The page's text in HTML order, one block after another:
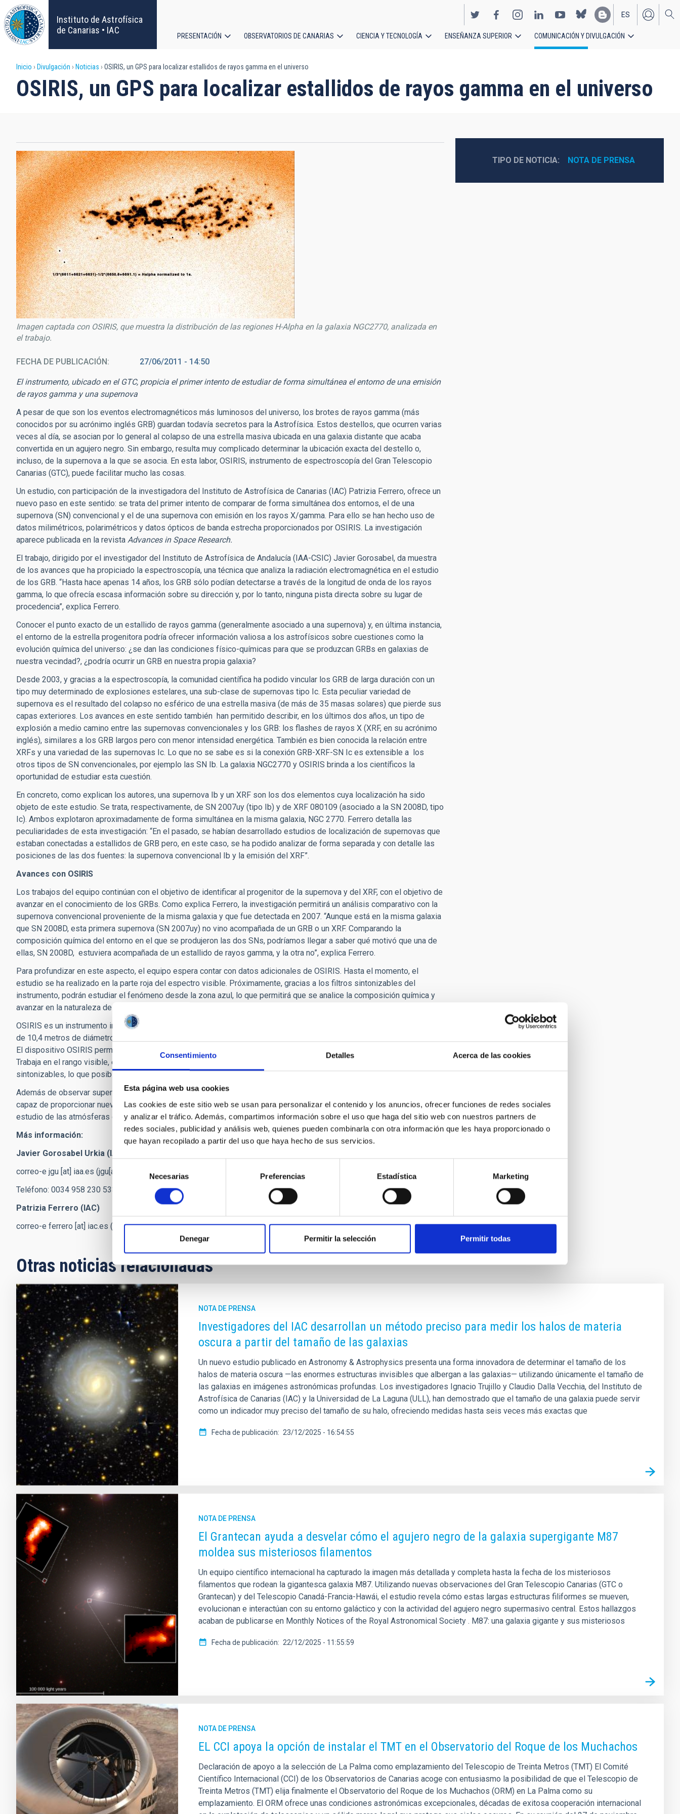
Consentimiento Detalles Acerca de las cookies
Esta página web usa cookies
Las cookies de este sitio web se usan para personalizar el contenido y los anuncios, ofrecer funciones de redes sociales
y analizar el tráfico. Además, compartimos información sobre el uso que haga del sitio web con nuestros partners de
redes sociales, publicidad y análisis web, quienes pueden combinarla con otra información que les haya proporcionado o
que hayan recopilado a partir del uso que haya hecho de sus servicios.
de
consentimiento
Necesarias Preferencias Estadística Marketing
Denegar Permitir la selección Permitir todas
Pasar
al
contenido
principal
Instituto de Astrofísica
de Canarias • IAC
EN
ES
principal
PRESENTACIÓN OBSERVATORIOS DE CANARIAS CIENCIA Y TECNOLOGÍA ENSEÑANZA SUPERIOR COMUNICACIÓN Y DIVULGACIÓN
Sobrescribir
enlaces
ayuda
a
la
navegación
Inicio Divulgación Noticias OSIRIS, un GPS para localizar estallidos de rayos gamma en el universo
OSIRIS, un GPS para localizar estallidos de rayos gamma en el universo
Imagen captada con OSIRIS, que muestra la distribución de las regiones H-Alpha en la galaxia NGC2770, analizada en
el trabajo.
FECHA DE PUBLICACIÓN 27/06/2011 - 14:50
El instrumento, ubicado en el GTC, propicia el primer intento de estudiar de forma simultánea el entorno de una emisión
de rayos gamma y una supernova
A pesar de que son los eventos electromagnéticos más luminosos del universo, los brotes de rayos gamma (más
conocidos por su acrónimo inglés GRB) guardan todavía secretos para la Astrofísica. Estos destellos, que ocurren varias
veces al día, se asocian por lo general al colapso de una estrella masiva ubicada en una galaxia distante que acaba
convertida en un agujero negro. Sin embargo, resulta muy complicado determinar la ubicación exacta del destello o,
incluso, de la supernova a la que se asocia. En esta labor, OSIRIS, instrumento de espectroscopía del Gran Telescopio
Canarias (GTC), puede facilitar mucho las cosas.
Un estudio, con participación de la investigadora del Instituto de Astrofísica de Canarias (IAC) Patrizia Ferrero, ofrece un
nuevo paso en este sentido: se trata del primer intento de comparar de forma simultánea dos entornos, el de una
supernova (SN) convencional y el de una supernova con emisión en los rayos X/gamma. Para ello se han hecho uso de
datos milimétricos, polarimétricos y datos ópticos de banda estrecha proporcionados por OSIRIS. La investigación
aparece publicada en la revista Advances in Space Research.
El trabajo, dirigido por el investigador del Instituto de Astrofísica de Andalucía (IAA-CSIC) Javier Gorosabel, da muestra
de los avances que ha propiciado la espectroscopía, una técnica que analiza la radiación electromagnética en el estudio
de los GRB. “Hasta hace apenas 14 años, los GRB sólo podían detectarse a través de la longitud de onda de los rayos
gamma, lo que ofrecía escasa información sobre su dirección y, por lo tanto, ninguna pista directa sobre su lugar de
procedencia”, explica Ferrero.
Conocer el punto exacto de un estallido de rayos gamma (generalmente asociado a una supernova) y, en última instancia,
el entorno de la estrella progenitora podría ofrecer información valiosa a los astrofísicos sobre cuestiones como la
evolución química del universo: ¿se dan las condiciones físico-químicas para que se produzcan GRBs en galaxias de
nuestra vecindad?, ¿podría ocurrir un GRB en nuestra propia galaxia?
Desde 2003, y gracias a la espectroscopía, la comunidad científica ha podido vincular los GRB de larga duración con un
tipo muy determinado de explosiones estelares, una sub-clase de supernovas tipo Ic. Esta peculiar variedad de
supernova es el resultado del colapso no esférico de una estrella masiva (de más de 35 masas solares) que pierde sus
capas exteriores. Los avances en este sentido también han permitido describir, en los últimos dos años, un tipo de
explosión a medio camino entre las supernovas convencionales y los GRB: los flashes de rayos X (XRF, en su acrónimo
inglés), similares a los GRB largos pero con menor intensidad energética. También es bien conocida la relación entre
XRFs y una variedad de las supernovas Ic. Lo que no se sabe es si la conexión GRB-XRF-SN Ic es extensible a los
otros tipos de SN convencionales, por ejemplo las SN Ib. La galaxia NGC2770 y OSIRIS brinda a los científicos la
oportunidad de estudiar esta cuestión.
En concreto, como explican los autores, una supernova Ib y un XRF son los dos elementos cuya localización ha sido
objeto de este estudio. Se trata, respectivamente, de SN 2007uy (tipo Ib) y de XRF 080109 (asociado a la SN 2008D, tipo
Ic). Ambos explotaron aproximadamente de forma simultánea en la misma galaxia, NGC 2770. Ferrero detalla las
peculiaridades de esta investigación: “En el pasado, se habían desarrollado estudios de localización de supernovas que
estaban conectadas a estallidos de GRB pero, en este caso, se ha podido analizar de forma separada y con detalle las
posiciones de las dos fuentes: la supernova convencional Ib y la emisión del XRF”.
Avances con OSIRIS
Los trabajos del equipo continúan con el objetivo de identificar al progenitor de la supernova y del XRF, con el objetivo de
avanzar en el conocimiento de los GRBs. Como explica Ferrero, la investigación permitirá un análisis comparativo con la
supernova convencional proveniente de la misma galaxia y que fue detectada en 2007. “Aunque está en la misma galaxia
que SN 2008D, esta primera supernova (SN 2007uy) no vino acompañada de un GRB o un XRF. Comparando la
composición química del entorno en el que se produjeron las dos SNs, podríamos llegar a saber qué motivó que una de
ellas, SN 2008D, estuviera acompañada de un estallido de rayos gamma, y la otra no”, explica Ferrero.
Para profundizar en este aspecto, el equipo espera contar con datos adicionales de OSIRIS. Hasta el momento, el
estudio se ha realizado en la parte roja del espectro visible. Próximamente, gracias a los filtros sintonizables del
instrumento, podrán estudiar el fenómeno desde la zona azul, lo que permitirá que se analice la composición química y
avanzar en la naturaleza de los progenitores.
OSIRIS es un instrumento integrado dentro del GTC, el mayor telescopio óptico infrarrojo del mundo, con una superficie
de 10,4 metros de diámetro, ubicado en el Observatorio del Roque de los Muchachos (La Palma) y gestionado por el IAC.
El dispositivo OSIRIS permite emplear la potencia del GTC para realizar espectroscopía de varios objetos a la vez.
Trabaja en el rango visible, es decir, con la luz del cielo que es capaz de percibir el ojo humano y permite utilizar filtros
sintonizables, lo que posibilita observar de forma precisa una línea determinada del espectro electromagnético.
Además de observar supernovas muy lejanas, que sirven de referente para conocer la edad del universo, OSIRIS es
capaz de proporcionar nuevos datos a los científicos en diversas áreas de conocimiento de la Astrofísica, como el
estudio de las atmósferas de los planetas del sistema solar o la formación y evolución de las galaxias.
Más información:
Javier Gorosabel Urkia (IAA-CSIC)
correo-e jgu [at] iaa.es (jgu[at]iaa[dot]es)
Teléfono: 0034 958 230 533
Patrizia Ferrero (IAC)
correo-e ferrero [at] iac.es (ferrero[at]iac[dot]es)
TIPO DE NOTICIA NOTA DE PRENSA
Otras noticias relacionadas
NOTA DE PRENSA
Investigadores del IAC desarrollan un método preciso para medir los halos de materia
oscura a partir del tamaño de las galaxias
Un nuevo estudio publicado en Astronomy & Astrophysics presenta una forma innovadora de determinar el tamaño de los
halos de materia oscura —las enormes estructuras invisibles que albergan a las galaxias— utilizando únicamente el tamaño de
las galaxias en imágenes astronómicas profundas. Los investigadores Ignacio Trujillo y Claudio Dalla Vecchia, del Instituto de
Astrofísica de Canarias (IAC) y la Universidad de La Laguna (ULL), han demostrado que el tamaño de una galaxia puede servir
como un indicador muy preciso del tamaño de su halo, ofreciendo medidas hasta seis veces más exactas que
Fecha de publicación 23/12/2025 - 16:54:55
NOTA DE PRENSA
El Grantecan ayuda a desvelar cómo el agujero negro de la galaxia supergigante M87
moldea sus misteriosos filamentos
Un equipo científico internacional ha capturado la imagen más detallada y completa hasta la fecha de los misteriosos
filamentos que rodean la gigantesca galaxia M87. Utilizando nuevas observaciones del Gran Telescopio Canarias (GTC o
Grantecan) y del Telescopio Canadá-Francia-Hawái, el estudio revela cómo estas largas estructuras filiformes se mueven,
evolucionan e interactúan con su entorno galáctico y con la actividad del agujero negro supermasivo central. Estos hallazgos
acaban de publicarse en Monthly Notices of the Royal Astronomical Society . M87: una galaxia gigante y sus misteriosos
Fecha de publicación 22/12/2025 - 11:55:59
NOTA DE PRENSA
EL CCI apoya la opción de instalar el TMT en el Observatorio del Roque de los Muchachos
Declaración de apoyo a la selección de La Palma como emplazamiento del Telescopio de Treinta Metros (TMT) El Comité
Científico Internacional (CCI) de los Observatorios de Canarias acoge con entusiasmo la posibilidad de que el Telescopio de
Treinta Metros (TMT) elija finalmente el Observatorio del Roque de los Muchachos (ORM) en La Palma como su
emplazamiento. El ORM ofrece unas condiciones astronómicas excepcionales, décadas de exitosa cooperación internacional